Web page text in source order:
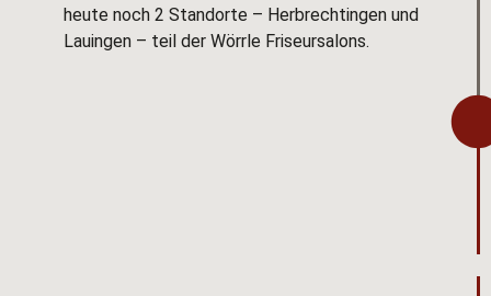
heute noch 2 Standorte – Herbrechtingen und
Lauingen – teil der Wörrle Friseursalons.